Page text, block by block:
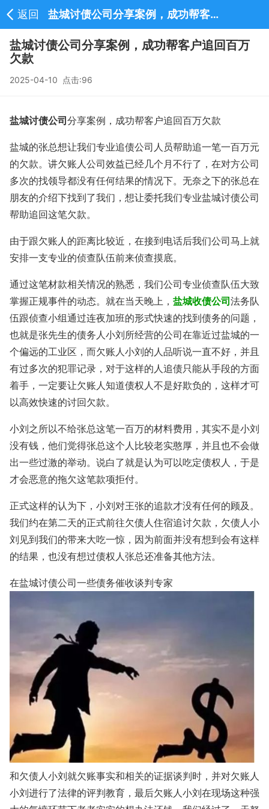
返回 盐城讨债公司分享案例，成功帮客户追回百万欠款-新闻中心
盐城讨债公司分享案例，成功帮客户追回百万
欠款
2025-04-10 点击:96
盐城讨债公司 分享案例，成功帮客户追回百万欠款
盐城的张总想让我们专业追债公司人员帮助追一笔一百万元
的欠款。讲欠账人公司效益已经几个月不行了，在对方公司
多次的找领导都没有任何结果的情况下。无奈之下的张总在
朋友的介绍下找到了我们，想让委托我们专业盐城讨债公司
帮助追回这笔欠款。
由于跟欠账人的距离比较近，在接到电话后我们公司马上就
安排一支专业的侦查队伍前来侦查摸底。
通过这笔材款相关情况的熟悉，我们公司专业侦查队伍大致
掌握正规事件的动态。就在当天晚上， 盐城收债公司法务队
伍跟侦查小组通过连夜加班的形式快速的找到债务的问题，
也就是张先生的债务人小刘所经营的公司在靠近过盐城的一
个偏远的工业区，而欠账人小刘的人品听说一直不好，并且
有过多次的犯罪记录，对于这样的人追债只能从手段的方面
着手，一定要让欠账人知道债权人不是好欺负的，这样才可
以高效快速的讨回欠款。
小刘之所以不给张总这笔一百万的材料费用，其实不是小刘
没有钱，他们觉得张总这个人比较老实憨厚，并且也不会做
出一些过激的举动。说白了就是认为可以吃定债权人，于是
才会恶意的拖欠这笔款项拒付。
正式这样的认为下，小刘对王张的追款才没有任何的顾及。
我们约在第二天的正式前往欠债人住宿追讨欠款，欠债人小
刘见到我们的带来大吃一惊，因为前面并没有想到会有这样
的结果，也没有想过债权人张总还准备其他方法。
在盐城讨债公司一些债务催收谈判专家
和欠债人小刘就欠账事实和相关的证据谈判时，并对欠账人
小刘进行了法律的评判教育，最后欠账人小刘在现场这种强